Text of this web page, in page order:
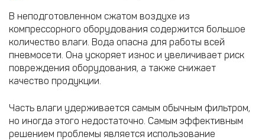
В неподготовленном сжатом воздухе из
компрессорного оборудования содержится большое
количество влаги. Вода опасна для работы всей
пневмосети. Она ускоряет износ и увеличивает риск
повреждения оборудования, а также снижает
качество продукции.
Часть влаги удерживается самым обычным фильтром,
но иногда этого недостаточно. Самым эффективным
решением проблемы является использование